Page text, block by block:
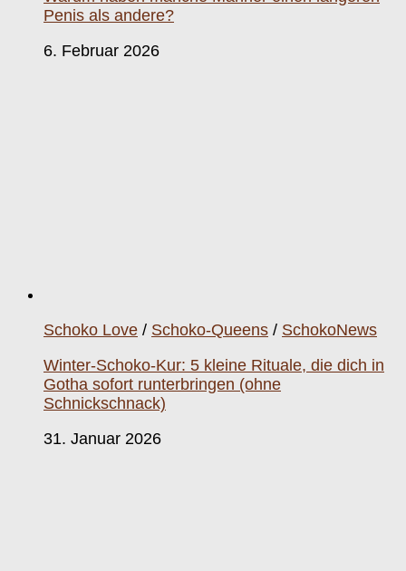
Penis als andere?
6. Februar 2026
Schoko Love / Schoko-Queens / SchokoNews
Winter-Schoko-Kur: 5 kleine Rituale, die dich in
Gotha sofort runterbringen (ohne
Schnickschnack)
31. Januar 2026